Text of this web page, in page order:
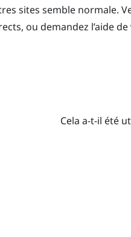
sites semble normale.
ou demandez l’aide
Cela a-t-il été